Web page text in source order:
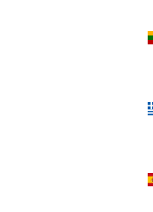
| Drückerstift
| Drückerstift